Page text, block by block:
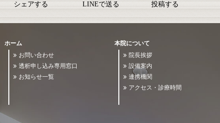
シェアする LINEで送る 投稿する
ホーム
お問い合わせ
透析申し込み専用窓口
お知らせ一覧
本院について
院長挨拶
設備案内
連携機関
アクセス・診療時間